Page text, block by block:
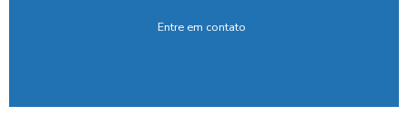
Entre em contato